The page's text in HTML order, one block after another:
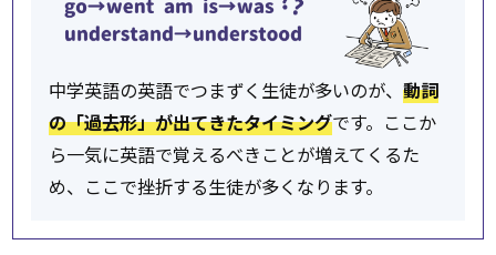
中学英語の英語でつまずく生徒が多いのが、動詞
の「過去形」が出てきたタイミングです。ここか
ら一気に英語で覚えるべきことが増えてくるた
め、ここで挫折する生徒が多くなります。